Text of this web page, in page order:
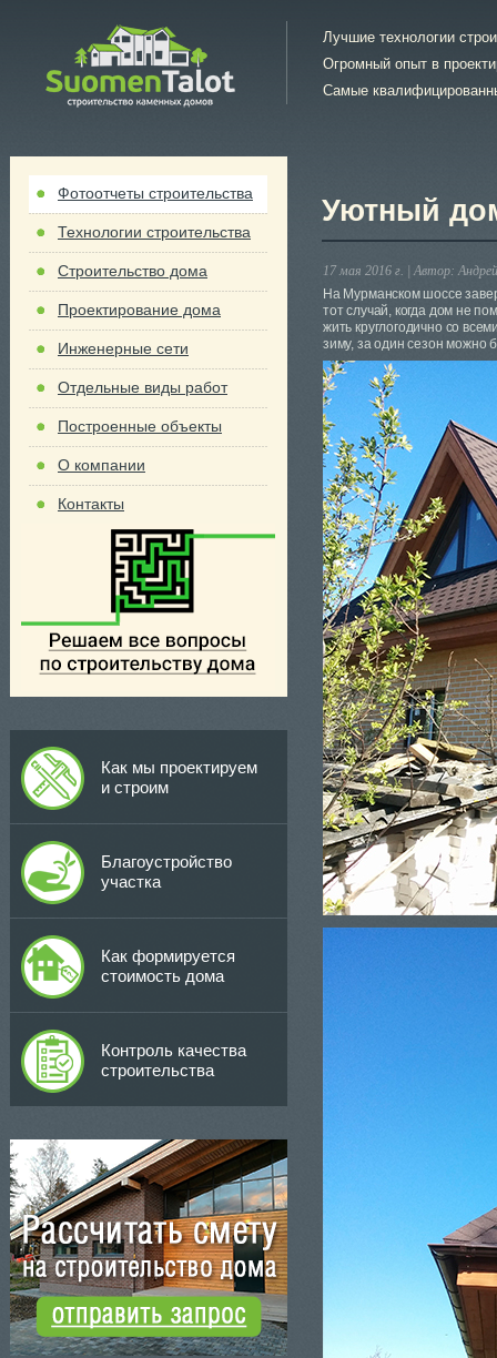
Лучшие технологии
Огромный опыт в
Самые
Фотоотчеты строительства
Технологии строительства
Строительство дома
Проектирование дома
Инженерные сети
Отдельные виды работ
Построенные объекты
О компании
Контакты
Как мы проектируем
и строим
Благоустройство
участка
Как формируется
стоимость дома
Контроль качества
строительства
Уютный
17 мая 2016 г. |Автор:
На Мурманском шоссе
тот случай, когда дом не
жить круглогодично со
зиму, за один сезон можно